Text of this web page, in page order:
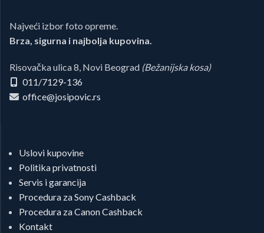
Najveći izbor foto opreme.
Brza, sigurna i najbolja kupovina.
Risovačka ulica 8, Novi Beograd (Bežanijska kosa)
011/7129-136
office@josipovic.rs
Uslovi kupovine
Politika privatnosti
Servis i garancija
Procedura za Sony Cashback
Procedura za Canon Cashback
Kontakt